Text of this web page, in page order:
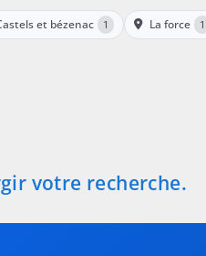
et bézenac 1 La force 1
votre recherche.